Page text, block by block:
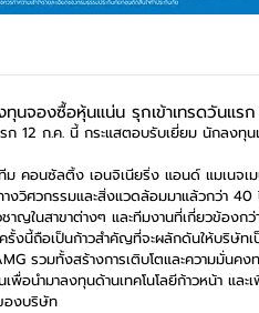
นจองซื้อหุ้นแน่น รุกเข้าเทรดวันแร
12 ก.ค. นี้ กระแสตอบรับเยี่ยม นักลงทุ
คอนซัลติ้ง เอนจิเนียริ่ง แอนด์ แมเนจเ
วิศวกรรมและสิ่งแวดล้อมมาแล้วกว่า 40
ญในสาขาต่างๆ และทีมงานที่เกี่ยวข้องก
รั้งนี้ถือเป็นก้าวสำคัญที่จะผลักดันให้บริษั
รวมทั้งสร้างการเติบโตและความมั่นคงท
อนำมาลงทุนด้านเทคโนโลยีก้าวหน้า และ
องบริษัท